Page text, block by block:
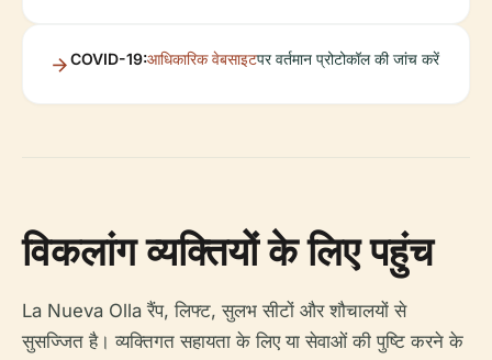
COVID-19:आधिकारिक वेबसाइटपर वर्तमान प्रोटोकॉल की जांच करें
विकलांग व्यक्तियों के लिए पहुंच
La Nueva Olla रैंप, लिफ्ट, सुलभ सीटों और शौचालयों से
सुसज्जित है। व्यक्तिगत सहायता के लिए या सेवाओं की पुष्टि करने के